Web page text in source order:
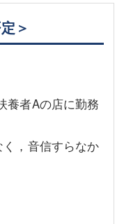
＞
養者Aの店に勤務
，音信すらなか